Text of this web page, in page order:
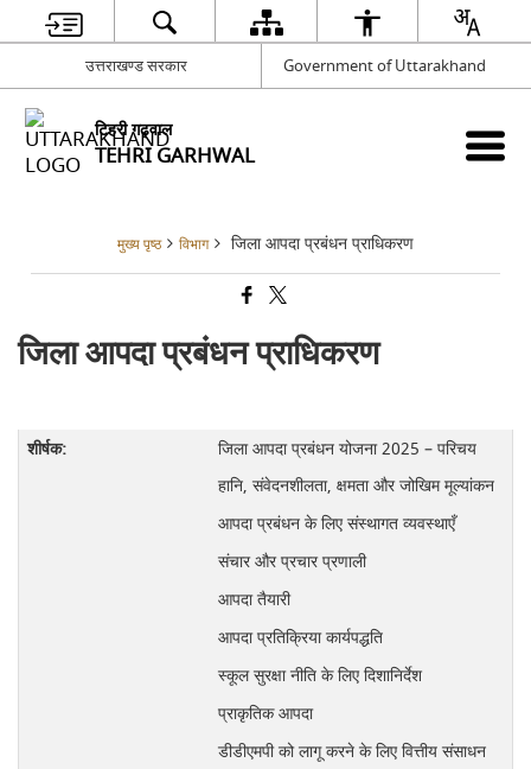
उत्तराखण्ड सरकार Government of Uttarakhand
टिहरी गढ़वाल
TEHRI GARHWAL
मुख्य पृष्ठ विभाग जिला आपदा प्रबंधन प्राधिकरण
जिला आपदा प्रबंधन प्राधिकरण
जिला आपदा प्रबंधन योजना 2025 – परिचय
हानि, संवेदनशीलता, क्षमता और जोखिम मूल्यांकन
आपदा प्रबंधन के लिए संस्थागत व्यवस्थाएँ
संचार और प्रचार प्रणाली
आपदा तैयारी
आपदा प्रतिक्रिया कार्यपद्धति
स्कूल सुरक्षा नीति के लिए दिशानिर्देश
प्राकृतिक आपदा
डीडीएमपी को लागू करने के लिए वित्तीय संसाधन